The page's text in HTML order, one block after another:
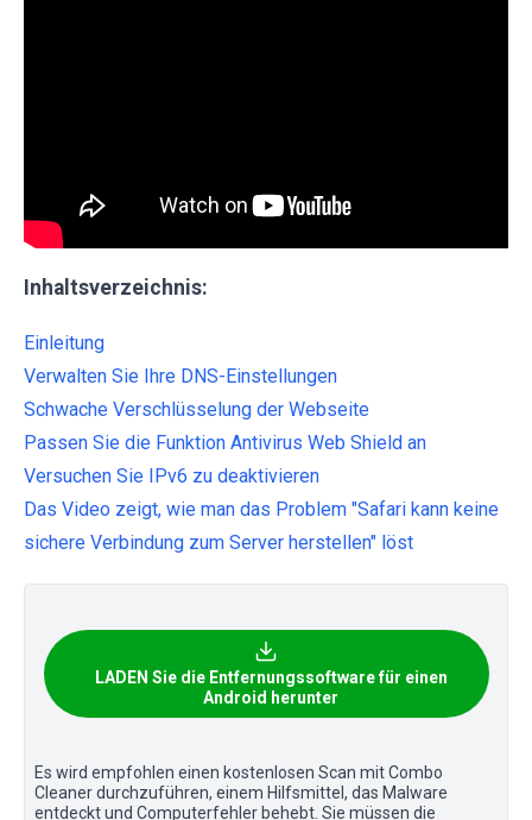
Inhaltsverzeichnis:
Einleitung
Verwalten Sie Ihre DNS-Einstellungen
Schwache Verschlüsselung der Webseite
Passen Sie die Funktion Antivirus Web Shield an
Versuchen Sie IPv6 zu deaktivieren
Das Video zeigt, wie man das Problem "Safari kann keine
sichere Verbindung zum Server herstellen" löst
LADEN Sie die Entfernungssoftware für einen
Android herunter
Es wird empfohlen einen kostenlosen Scan mit Combo
Cleaner durchzuführen, einem Hilfsmittel, das Malware
entdeckt und Computerfehler behebt. Sie müssen die